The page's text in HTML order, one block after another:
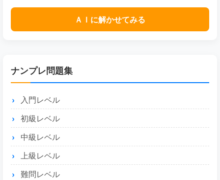
ＡＩに解かせてみる
ナンプレ問題集
入門レベル
初級レベル
中級レベル
上級レベル
難問レベル